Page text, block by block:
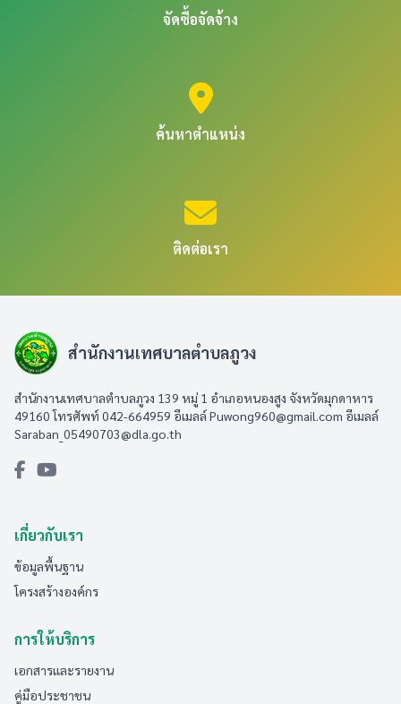
จัดซื้อจัดจ้าง
ค้นหาตำแหน่ง
ติดต่อเรา
สำนักงานเทศบาลตำบลภูวง
สำนักงานเทศบาลตำบลภูวง 139 หมู่ 1 อำเภอหนองสูง จังหวัดมุกดาหาร
49160 โทรศัพท์ 042-664959 อีเมลล์Puwong960@gmail.com อีเมลล์
Saraban_05490703@dla.go.th
เกี่ยวกับเรา
ข้อมูลพื้นฐาน
โครงสร้างองค์กร
การให้บริการ
เอกสารและรายงาน
คู่มือประชาชน